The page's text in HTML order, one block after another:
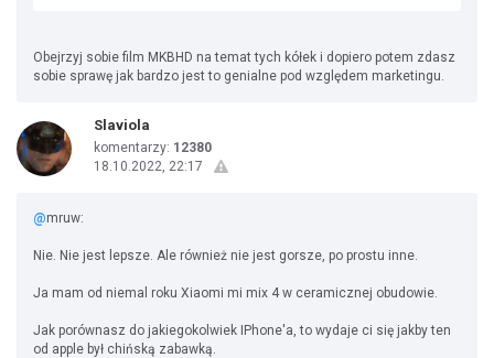
Obejrzyj sobie film MKBHD na temat tych kółek i dopiero potem zdasz
sobie sprawę jak bardzo jest to genialne pod względem marketingu.
Slaviola
komentarzy: 12380
18.10.2022, 22:17
@mruw:
Nie. Nie jest lepsze. Ale również nie jest gorsze, po prostu inne.
Ja mam od niemal roku Xiaomi mi mix 4 w ceramicznej obudowie.
Jak porównasz do jakiegokolwiek IPhone'a, to wydaje ci się jakby ten
od apple był chińską zabawką.